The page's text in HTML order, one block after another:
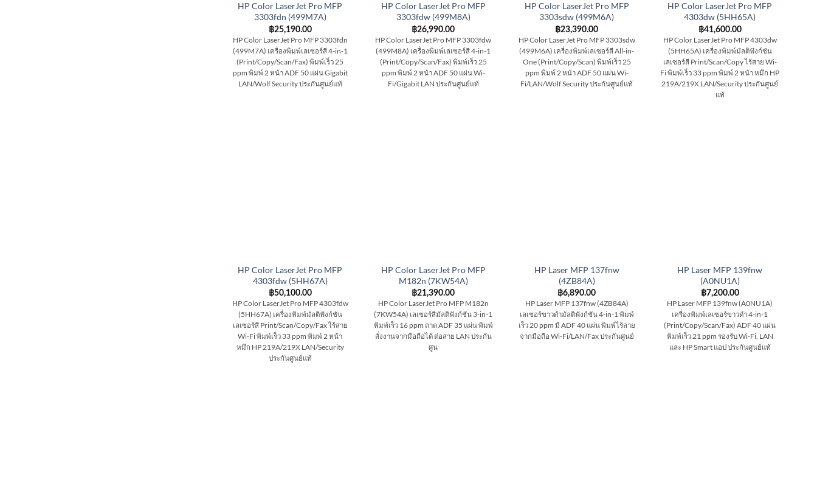
HP Color LaserJet Pro MFP
3303fdn (499M7A)
฿25,190.00
HP Color LaserJet Pro MFP 3303fdn
(499M7A) เครื่องพิมพ์เลเซอร์สี 4-in-1
(Print/Copy/Scan/Fax) พิมพ์เร็ว 25
ppm พิมพ์ 2 หน้า ADF 50 แผ่น Gigabit
LAN/Wolf Security ประกันศูนย์แท้
HP Color LaserJet Pro MFP
3303fdw (499M8A)
฿26,990.00
HP Color LaserJet Pro MFP 3303fdw
(499M8A) เครื่องพิมพ์เลเซอร์สี 4-in-1
(Print/Copy/Scan/Fax) พิมพ์เร็ว 25
ppm พิมพ์ 2 หน้า ADF 50 แผ่น Wi-
Fi/Gigabit LAN ประกันศูนย์แท้
HP Color LaserJet Pro MFP
3303sdw (499M6A)
฿23,390.00
HP Color LaserJet Pro MFP 3303sdw
(499M6A) เครื่องพิมพ์เลเซอร์สี All-in-
One (Print/Copy/Scan) พิมพ์เร็ว 25
ppm พิมพ์ 2 หน้า ADF 50 แผ่น Wi-
Fi/LAN/Wolf Security ประกันศูนย์แท้
HP Color LaserJet Pro MFP
4303dw (5HH65A)
฿41,600.00
HP Color LaserJet Pro MFP 4303dw
(5HH65A) เครื่องพิมพ์มัลติฟังก์ชัน
เลเซอร์สี Print/Scan/Copy ไร้สาย Wi-
Fi พิมพ์เร็ว 33 ppm พิมพ์ 2 หน้า หมึก HP
219A/219X LAN/Security ประกันศูนย์
แท้
HP Color LaserJet Pro MFP
4303fdw (5HH67A)
฿50,100.00
HP Color LaserJet Pro MFP 4303fdw
(5HH67A) เครื่องพิมพ์มัลติฟังก์ชัน
เลเซอร์สี Print/Scan/Copy/Fax ไร้สาย
Wi-Fi พิมพ์เร็ว 33 ppm พิมพ์ 2 หน้า
หมึก HP 219A/219X LAN/Security
ประกันศูนย์แท้
HP Color LaserJet Pro MFP
M182n (7KW54A)
฿21,390.00
HP Color LaserJet Pro MFP M182n
(7KW54A) เลเซอร์สีมัลติฟังก์ชัน 3-in-1
พิมพ์เร็ว 16 ppm ถาด ADF 35 แผ่น พิมพ์
สั่งงานจากมือถือได้ ต่อสาย LAN ประกัน
ศูน
HP Laser MFP 137fnw
(4ZB84A)
฿6,890.00
HP Laser MFP 137fnw (4ZB84A)
เลเซอร์ขาวดำมัลติฟังก์ชัน 4-in-1 พิมพ์
เร็ว 20 ppm มี ADF 40 แผ่น พิมพ์ไร้สาย
จากมือถือ Wi-Fi/LAN/Fax ประกันศูนย์
HP Laser MFP 139fnw
(A0NU1A)
฿7,200.00
HP Laser MFP 139fnw (A0NU1A)
เครื่องพิมพ์เลเซอร์ขาวดำ 4-in-1
(Print/Copy/Scan/Fax) ADF 40 แผ่น
พิมพ์เร็ว 21 ppm รองรับ Wi-Fi, LAN
และ HP Smart แอป ประกันศูนย์แท้